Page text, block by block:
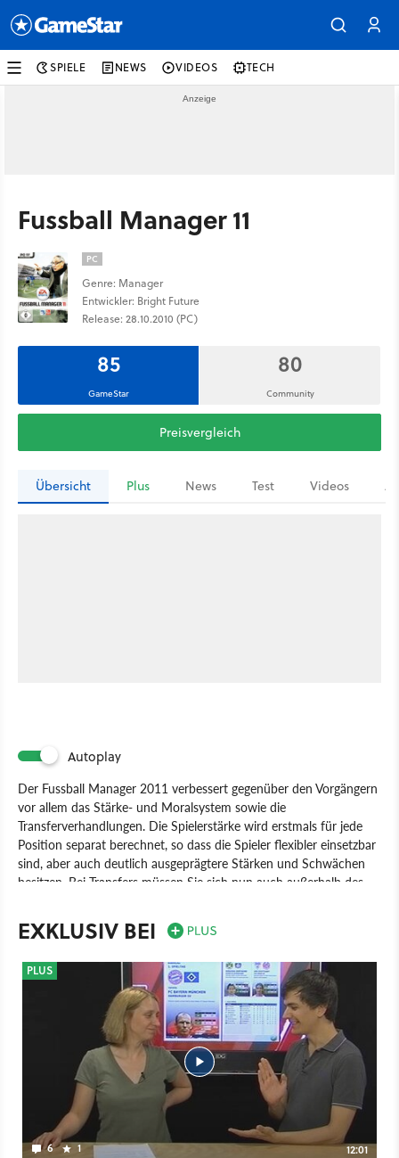
SPIELE NEWS VIDEOS TECH
Fussball Manager 11
PC
Genre: Manager
Entwickler: Bright Future
Release: 28.10.2010 (PC)
85
GameStar
80
Community
Preisvergleich
Übersicht Plus News Test Videos
Autoplay
Der Fussball Manager 2011 verbessert gegenüber den Vorgängern
vor allem das Stärke- und Moralsystem sowie die
Transferverhandlungen. Die Spielerstärke wird erstmals für jede
Position separat berechnet, so dass die Spieler flexibler einsetzbar
sind, aber auch deutlich ausgeprägtere Stärken und Schwächen
besitzen. Bei Transfers müssen Sie sich nun auch außerhalb des
Schwachpunkt sind nach wie vor die hässlichen und oftmals
unlogischen Spielszenen.
Spiel Sport Electronic Arts
Bright Future
Fussball Manager 11
EXKLUSIV BEI
6 1 12:01
PLUS